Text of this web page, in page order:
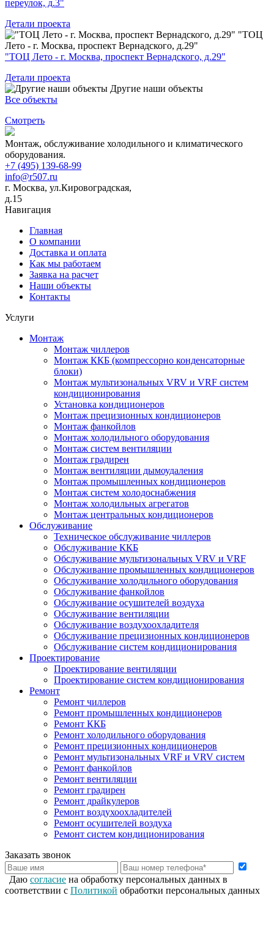
переулок, д.3"
Детали проекта
"ТОЦ
Лето - г. Москва, проспект Вернадского, д.29"
"ТОЦ Лето - г. Москва, проспект Вернадского, д.29"
Детали проекта
Другие наши объекты
Все объекты
Смотреть
Монтаж, обслуживание холодильного и климатического
оборудования.
+7 (495) 139-68-99
info@r507.ru
г. Москва, ул.Кировоградская,
д.15
Навигация
Главная
О компании
Доставка и оплата
Как мы работаем
Заявка на расчет
Наши объекты
Контакты
Услуги
Монтаж
Монтаж чиллеров
Монтаж ККБ (компрессорно конденсаторные
блоки)
Монтаж мультизональных VRV и VRF систем
кондиционирования
Установка кондиционеров
Монтаж прецизионных кондиционеров
Монтаж фанкойлов
Монтаж холодильного оборудования
Монтаж систем вентиляции
Монтаж градирен
Монтаж вентиляции дымоудаления
Монтаж промышленных кондиционеров
Монтаж систем холодоснабжения
Монтаж холодильных агрегатов
Монтаж центральных кондиционеров
Обслуживание
Техническое обслуживание чиллеров
Обслуживание ККБ
Обслуживание мультизональных VRV и VRF
Обслуживание промышленных кондиционеров
Обслуживание холодильного оборудования
Обслуживание фанкойлов
Обслуживание осушителей воздуха
Обслуживание вентиляции
Обслуживание воздухоохладителя
Обслуживание прецизионных кондиционеров
Обслуживание систем кондиционирования
Проектирование
Проектирование вентиляции
Проектирование систем кондиционирования
Ремонт
Ремонт чиллеров
Ремонт промышленных кондиционеров
Ремонт ККБ
Ремонт холодильного оборудования
Ремонт прецизионных кондиционеров
Ремонт мультизональных VRF и VRV систем
Ремонт фанкойлов
Ремонт вентиляции
Ремонт градирен
Ремонт драйкулеров
Ремонт воздухоохладителей
Ремонт осушителей воздуха
Ремонт систем кондиционирования
Заказать звонок
Даю согласие на обработку персональных данных в
соответствии с Политикой обработки персональных данных